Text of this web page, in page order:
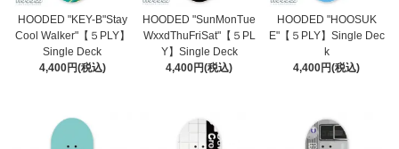
HOODED "KEY-B"Stay
Cool Walker"【５PLY】
Single Deck
4,400円(税込)
HOODED "SunMonTue
WxxdThuFriSat"【５PL
Y】Single Deck
4,400円(税込)
HOODED "HOOSUK
E"【５PLY】Single Dec
k
4,400円(税込)